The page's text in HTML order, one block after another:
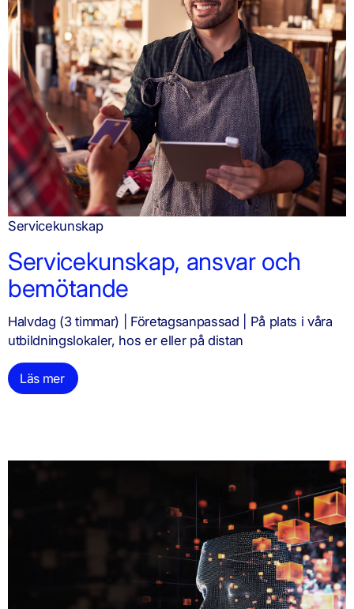
Servicekunskap
Servicekunskap, ansvar och
bemötande
Halvdag (3 timmar) | Företagsanpassad | På plats i våra
utbildningslokaler, hos er eller på distan
Läs mer